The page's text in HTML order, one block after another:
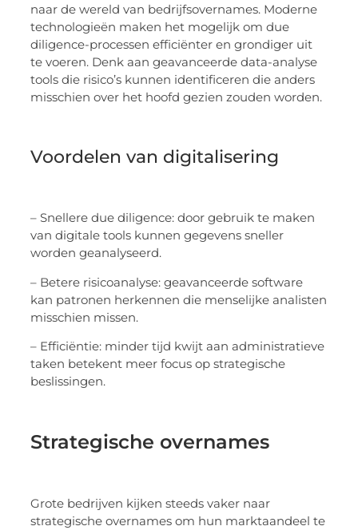
naar de wereld van bedrijfsovernames. Moderne
technologieën maken het mogelijk om due
diligence-processen efficiënter en grondiger uit
te voeren. Denk aan geavanceerde data-analyse
tools die risico’s kunnen identificeren die anders
misschien over het hoofd gezien zouden worden.
Voordelen van digitalisering
– Snellere due diligence: door gebruik te maken
van digitale tools kunnen gegevens sneller
worden geanalyseerd.
– Betere risicoanalyse: geavanceerde software
kan patronen herkennen die menselijke analisten
misschien missen.
– Efficiëntie: minder tijd kwijt aan administratieve
taken betekent meer focus op strategische
beslissingen.
Strategische overnames
Grote bedrijven kijken steeds vaker naar
strategische overnames om hun marktaandeel te